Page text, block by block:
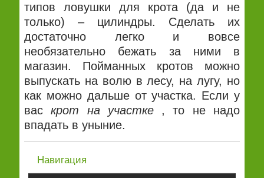
Навигация
типов ловушки для крота (да и не
только) – цилиндры. Сделать их
достаточно легко и вовсе
необязательно бежать за ними в
магазин. Пойманных кротов можно
выпускать на волю в лесу, на лугу, но
как можно дальше от участка. Если у
васкрот на участке, то не надо
впадать в уныние.